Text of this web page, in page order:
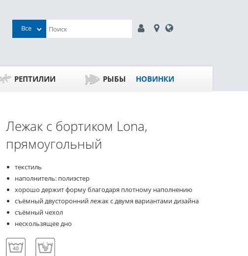
Все
РЕПТИЛИИ РЫБЫ НОВИНКИ
Лежак с бортиком Lona,
прямоугольный
текстиль
наполнитель: полиэстер
хорошо держит форму благодаря плотному наполнению
съёмный двусторонний лежак с двумя вариантами дизайна
съёмный чехол
нескользящее дно